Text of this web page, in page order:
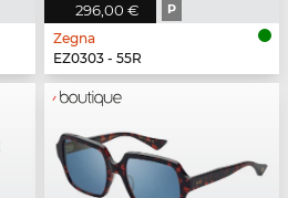
296,00 € P
Zegna
EZ0303 - 55R